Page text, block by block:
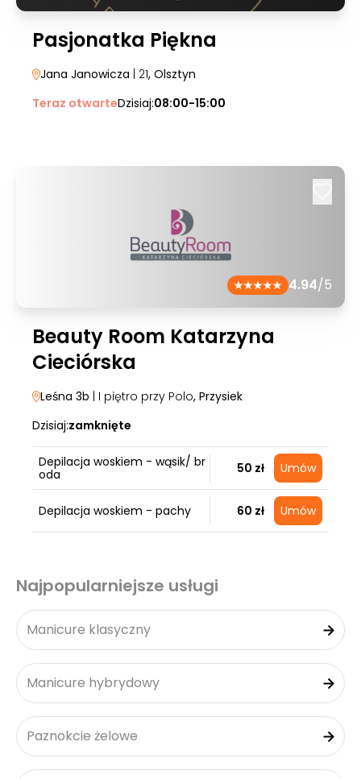
Pasjonatka Piękna
Jana Janowicza | 21, Olsztyn
Teraz otwarteDzisiaj:08:00-15:00
4.94/5
Beauty Room Katarzyna
Cieciórska
Leśna 3b | I piętro przy Polo, Przysiek
Dzisiaj:zamknięte
Depilacja woskiem - wąsik/ br
oda
50 zł Umów
Depilacja woskiem - pachy 60 zł Umów
Najpopularniejsze usługi
Manicure klasyczny
Manicure hybrydowy
Paznokcie żelowe